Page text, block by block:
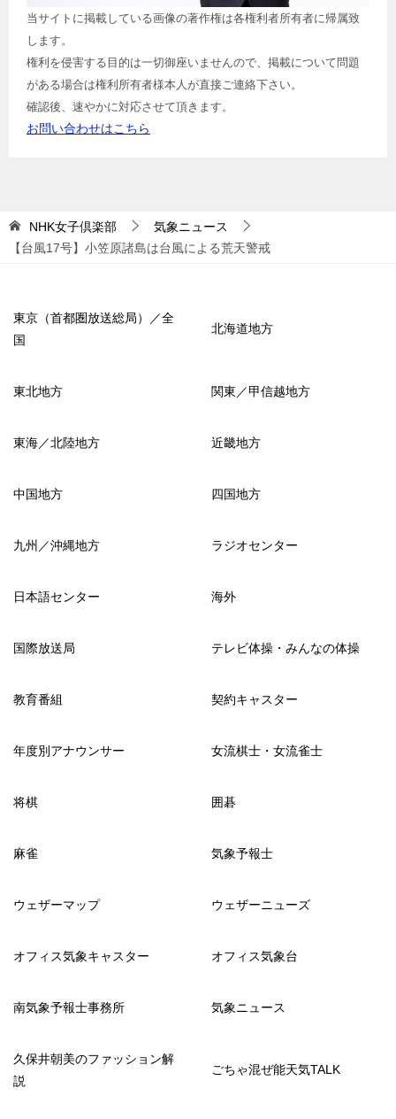
当サイトに掲載している画像の著作権は各権利者所有者に帰属致
します。
権利を侵害する目的は一切御座いませんので、掲載について問題
がある場合は権利所有者様本人が直接ご連絡下さい。
確認後、速やかに対応させて頂きます。
お問い合わせはこちら
NHK女子倶楽部
気象ニュース
【台風17号】小笠原諸島は台風による荒天警戒
東京（首都圏放送総局）／全
国
北海道地方
東北地方 関東／甲信越地方
東海／北陸地方 近畿地方
中国地方 四国地方
九州／沖縄地方 ラジオセンター
日本語センター 海外
国際放送局 テレビ体操・みんなの体操
教育番組 契約キャスター
年度別アナウンサー 女流棋士・女流雀士
将棋 囲碁
麻雀 気象予報士
ウェザーマップ ウェザーニューズ
オフィス気象キャスター オフィス気象台
南気象予報士事務所 気象ニュース
久保井朝美のファッション解
説
ごちゃ混ぜ能天気TALK